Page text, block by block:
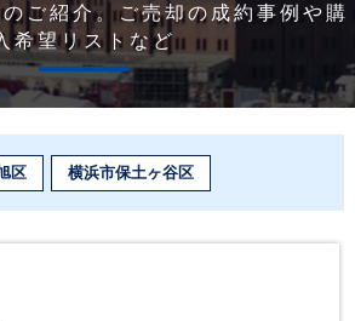
ご紹介。ご売却の成約事例や購
希望リストなど
区 横浜市保土ヶ谷区